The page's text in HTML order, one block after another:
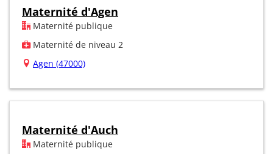
Maternité d'Agen
Maternité publique
Maternité de niveau 2
Agen (47000)
Maternité d'Auch
Maternité publique